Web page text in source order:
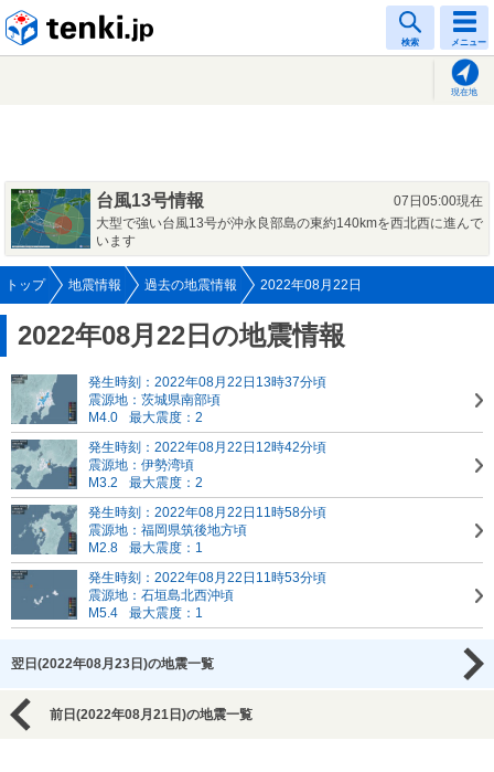
検索 メニュー
現在地
台風13号情報
07日05:00現在
大型で強い台風13号が沖永良部島の東約140kmを西北西に進んで
います
トップ 地震情報 過去の地震情報 2022年08月22日
2022年08月22日の地震情報
発生時刻：2022年08月22日13時37分頃
震源地：茨城県南部頃
M4.0
最大震度：2
発生時刻：2022年08月22日12時42分頃
震源地：伊勢湾頃
M3.2
最大震度：2
発生時刻：2022年08月22日11時58分頃
震源地：福岡県筑後地方頃
M2.8
最大震度：1
発生時刻：2022年08月22日11時53分頃
震源地：石垣島北西沖頃
M5.4
最大震度：1
翌日(2022年08月23日)の地震一覧
前日(2022年08月21日)の地震一覧